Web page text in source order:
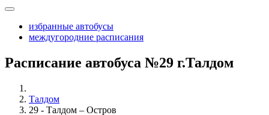
избранные автобусы
междугородние расписания
Расписание автобуса №29 г.Талдом
Талдом
29 - Талдом – Остров